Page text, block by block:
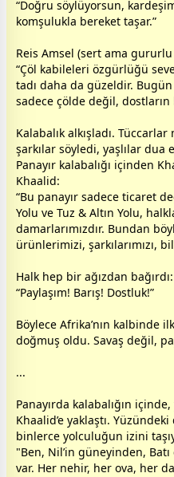
“Doğru söylüyorsun,
komşulukla bereket taşar.”
Reis Amsel (sert ama
“Çöl kabileleri özgürlüğü
tadı daha da güzeldir.
sadece çölde değil, dost
Kalabalık alkışladı.
şarkılar söyledi, yaşlılar dua
Panayır kalabalığı içinden
Khaalid:
“Bu panayır sadece ticaret
Yolu ve Tuz & Altın Yolu,
damarlarımızdır. Bundan
ürünlerimizi, şarkılarımızı,
Halk hep bir ağızdan bağırdı:
“Paylaşım! Barış! Dostluk!”
Böylece Afrika’nın kalbinde
doğmuş oldu. Savaş değil,
...
Panayırda kalabalığın
Khaalid’e yaklaştı.
binlerce yolculuğun izini
"Ben, Nil’in güneyinden,
var. Her nehir, her ova, her